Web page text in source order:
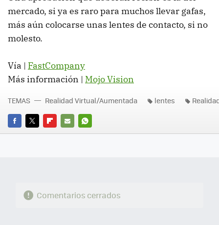
mercado, si ya es raro para muchos llevar gafas,
más aún colocarse unas lentes de contacto, si no
molesto.
Vía | FastCompany
Más información | Mojo Vision
FACEBOOK
TWITTERFLIPBOARD
E-
WHATSAPP
TEMAS Realidad Virtual/Aumentada lentes
Comentarios cerrados